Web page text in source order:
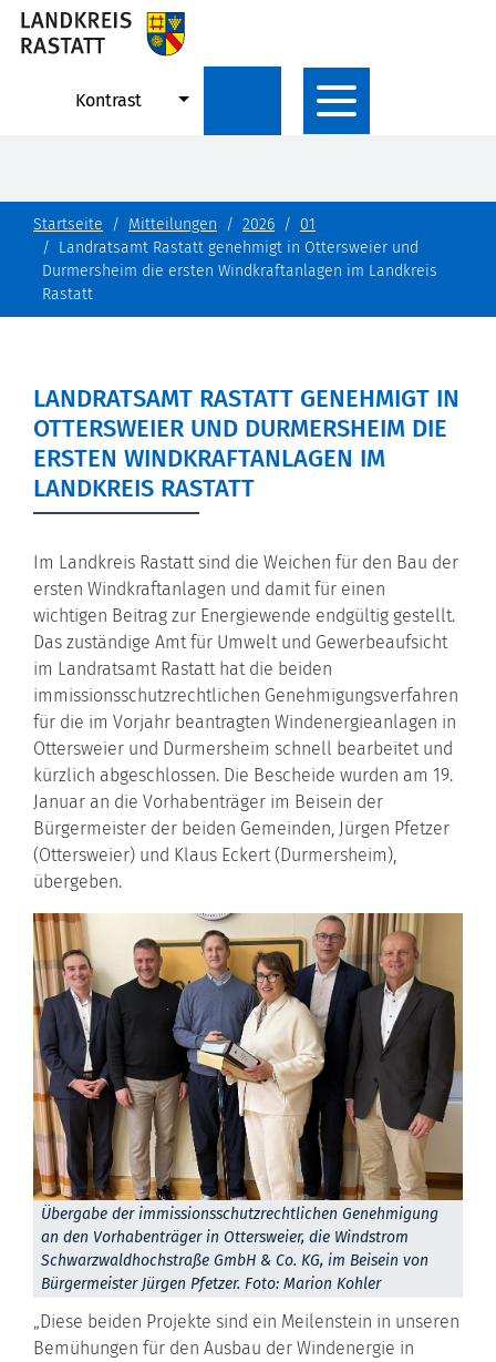
Kontrast
Startseite Mitteilungen 2026
01
Landratsamt Rastatt genehmigt in Ottersweier und
Durmersheim die ersten Windkraftanlagen im Landkreis
Rastatt
LANDRATSAMT RASTATT GENEHMIGT IN
OTTERSWEIER UND DURMERSHEIM DIE
ERSTEN WINDKRAFTANLAGEN IM
LANDKREIS RASTATT
Im Landkreis Rastatt sind die Weichen für den Bau der
ersten Windkraftanlagen und damit für einen
wichtigen Beitrag zur Energiewende endgültig gestellt.
Das zuständige Amt für Umwelt und Gewerbeaufsicht
im Landratsamt Rastatt hat die beiden
immissionsschutzrechtlichen Genehmigungsverfahren
für die im Vorjahr beantragten Windenergieanlagen in
Ottersweier und Durmersheim schnell bearbeitet und
kürzlich abgeschlossen. Die Bescheide wurden am 19.
Januar an die Vorhabenträger im Beisein der
Bürgermeister der beiden Gemeinden, Jürgen Pfetzer
(Ottersweier) und Klaus Eckert (Durmersheim),
übergeben.
Übergabe der immissionsschutzrechtlichen Genehmigung
an den Vorhabenträger in Ottersweier, die Windstrom
Schwarzwaldhochstraße GmbH & Co. KG, im Beisein von
Bürgermeister Jürgen Pfetzer. Foto: Marion Kohler
„Diese beiden Projekte sind ein Meilenstein in unseren
Bemühungen für den Ausbau der Windenergie in